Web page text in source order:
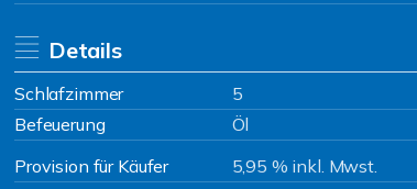
Details
Schlafzimmer 5
Befeuerung
Öl
Provision für Käufer
5,95 % inkl. Mwst.